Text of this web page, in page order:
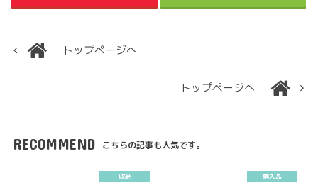
トップページへ
トップページへ
RECOMMEND こちらの記事も人気です。
収納 購入品